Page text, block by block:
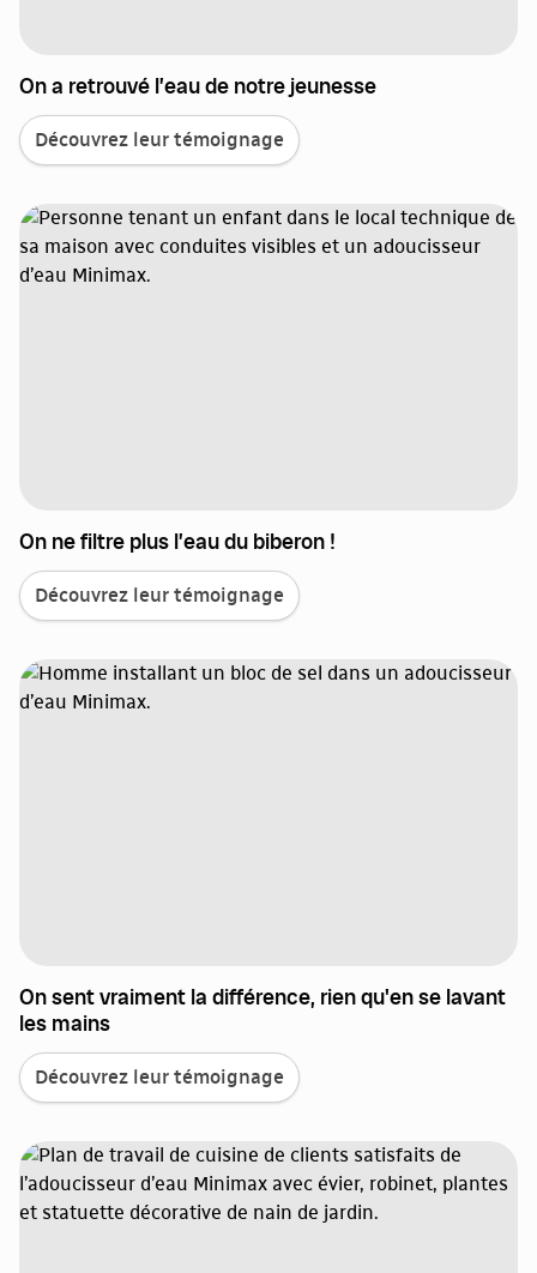
On a retrouvé l’eau de notre jeunesse
Découvrez leur témoignage
On ne filtre plus l’eau du biberon !
Découvrez leur témoignage
On sent vraiment la différence, rien qu'en se lavant
les mains
Découvrez leur témoignage